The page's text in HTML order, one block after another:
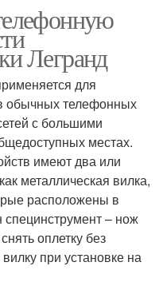
Легранд
для
обычных телефонных
с большими
местах.
имеют два или
металлическая вилка,
расположены в
– нож
оплетку без
при установке на